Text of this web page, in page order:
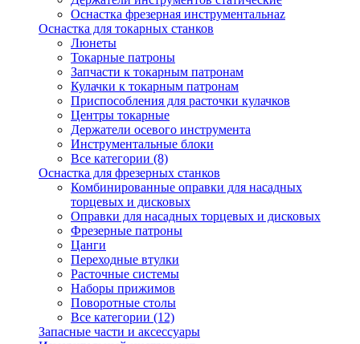
Оснастка фрезерная инструментальнаz
Оснастка для токарных станков
Люнеты
Токарные патроны
Запчасти к токарным патронам
Кулачки к токарным патронам
Приспособления для расточки кулачков
Центры токарные
Держатели осевого инструмента
Инструментальные блоки
Все категории (8)
Оснастка для фрезерных станков
Комбинированные оправки для насадных
торцевых и дисковых
Оправки для насадных торцевых и дисковых
Фрезерные патроны
Цанги
Переходные втулки
Расточные системы
Наборы прижимов
Поворотные столы
Все категории (12)
Запасные части и аксессуары